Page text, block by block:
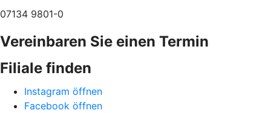
07134 9801-0
Vereinbaren Sie einen Termin
Filiale finden
Instagram öffnen
Facebook öffnen